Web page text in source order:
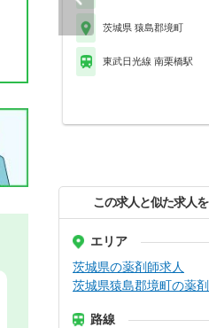
茨城県 猿島郡境町
東武日光線 南栗橋駅
この求人と似た求人
エリア
茨城県の薬剤師求人
茨城県猿島郡境町の薬
路線